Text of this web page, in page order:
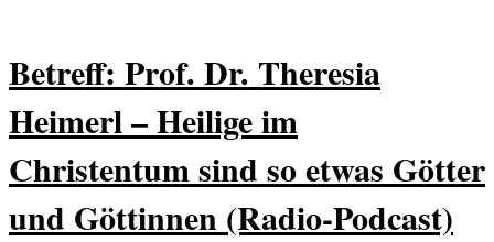
Betreff: Prof. Dr. Theresia
Heimerl – Heilige im
Christentum sind so etwas Götter
und Göttinnen (Radio-Podcast)